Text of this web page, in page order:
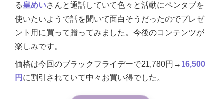
る皇めいさんと通話していて色々と活動にペンタブを
使いたいようで話を聞いて面白そうだったのでプレゼ
ント用に買って贈ってみました。今後のコンテンツが
楽しみです。
価格は今回のブラックフライデーで21,780円→ 16,500
円 に割引されていて中々お買い得でした。